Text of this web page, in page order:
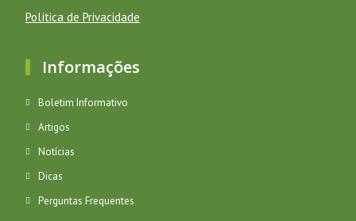
Política de Privacidade
Informações
Boletim Informativo
Artigos
Notícias
Dicas
Perguntas Frequentes